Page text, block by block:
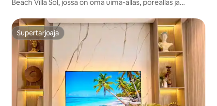
Beach Villa Sol, jossa on oma uima-allas, poreallas ja
Supertarjoaja
Supertarjoaja